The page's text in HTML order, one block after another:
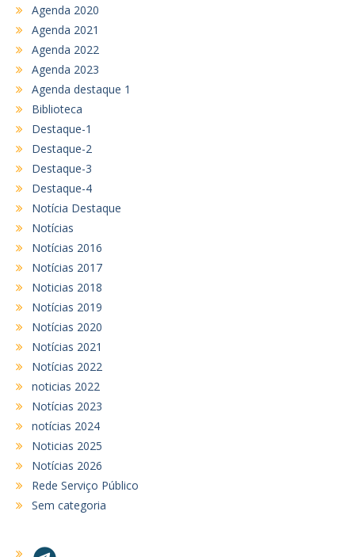
Agenda 2020
Agenda 2021
Agenda 2022
Agenda 2023
Agenda destaque 1
Biblioteca
Destaque-1
Destaque-2
Destaque-3
Destaque-4
Notícia Destaque
Notícias
Notícias 2016
Notícias 2017
Noticias 2018
Notícias 2019
Notícias 2020
Notícias 2021
Notícias 2022
noticias 2022
Notícias 2023
notícias 2024
Noticias 2025
Notícias 2026
Rede Serviço Público
Sem categoria